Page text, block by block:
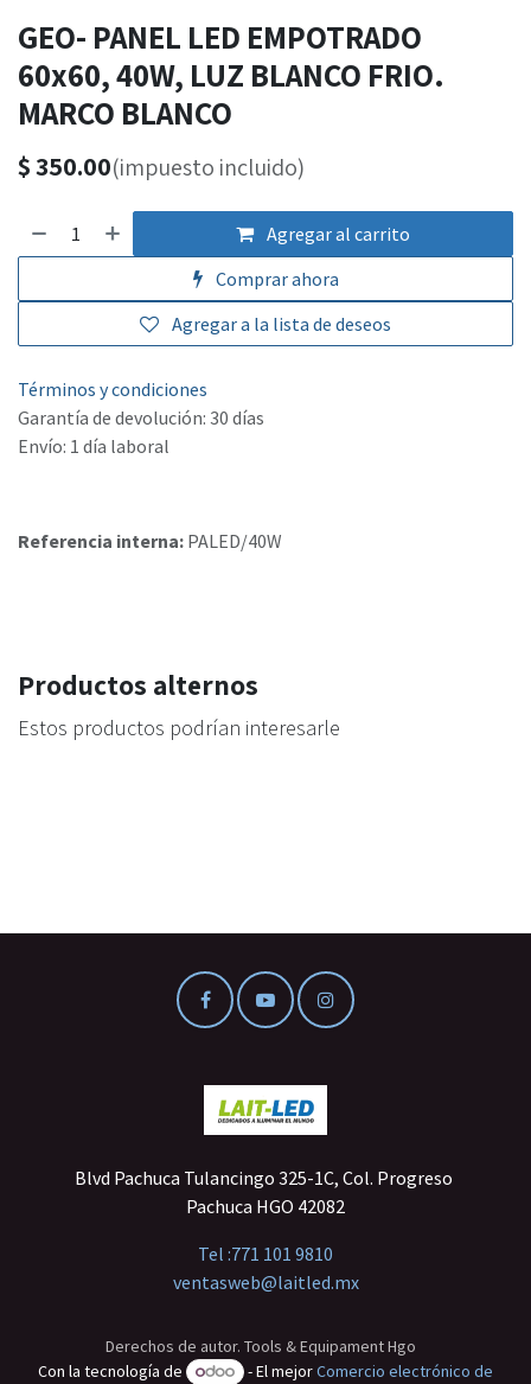
GEO- PANEL LED EMPOTRADO
60x60, 40W, LUZ BLANCO FRIO.
MARCO BLANCO
$350.00(impuesto incluido)
Agregar al carrito
Comprar ahora
Agregar a la lista de deseos
Términos y condiciones
Garantía de devolución: 30 días
Envío: 1 día laboral
Referencia interna: PALED/40W
Productos alternos
Estos productos podrían interesarle
Blvd Pachuca Tulancingo 325-1C, Col. Progreso
Pachuca HGO 42082
Tel :771 101 9810
ventasweb@laitled.mx
Derechos de autor. Tools & Equipament Hgo
Con la tecnología de
- El mejorComercio electrónico de